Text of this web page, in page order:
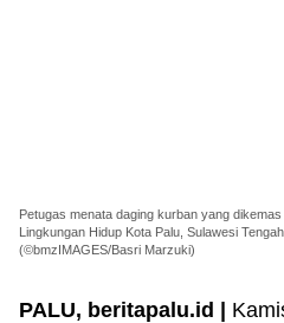
Petugas menata daging kurban yang
Lingkungan Hidup Kota Palu, Sulawesi
(©bmzIMAGES/Basri Marzuki)
PALU, beritapalu.id |